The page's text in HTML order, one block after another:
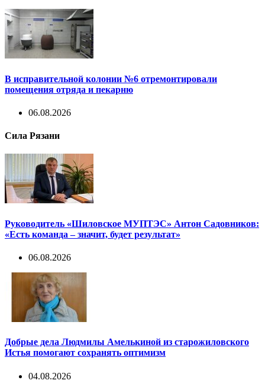
В исправительной колонии №6 отремонтировали
помещения отряда и пекарню
06.08.2026
Сила Рязани
Руководитель «Шиловское МУПТЭС» Антон Садовников:
«Есть команда – значит, будет результат»
06.08.2026
Добрые дела Людмилы Амелькиной из старожиловского
Истья помогают сохранять оптимизм
04.08.2026